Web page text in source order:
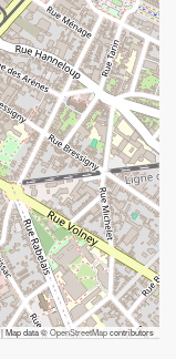
|Map data ©OpenStreetMapcontributors